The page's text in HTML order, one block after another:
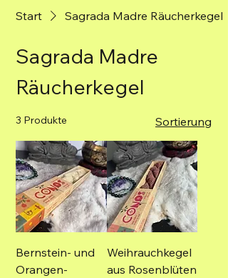
Start Sagrada Madre Räucherkegel
Sagrada Madre
Räucherkegel
3 Produkte Sortierung
Bernstein- und
Orangen-
Weihrauchkegel
aus Rosenblüten